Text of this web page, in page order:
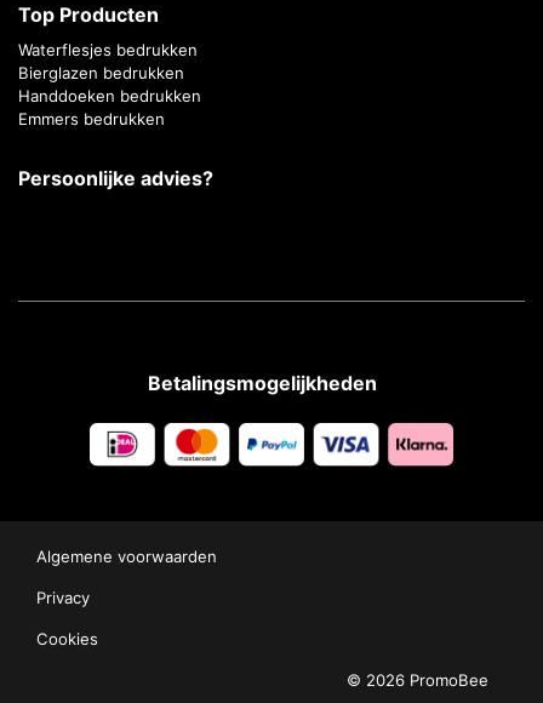
Top Producten
Waterflesjes bedrukken
Bierglazen bedrukken
Handdoeken bedrukken
Emmers bedrukken
Persoonlijke advies?
Betalingsmogelijkheden
Algemene voorwaarden
Privacy
Cookies
© 2026 PromoBee